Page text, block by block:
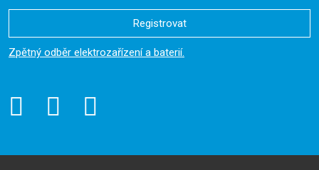
Registrovat
Formulář
odeslat.
Zpětný odběr elektrozařízení a baterií.